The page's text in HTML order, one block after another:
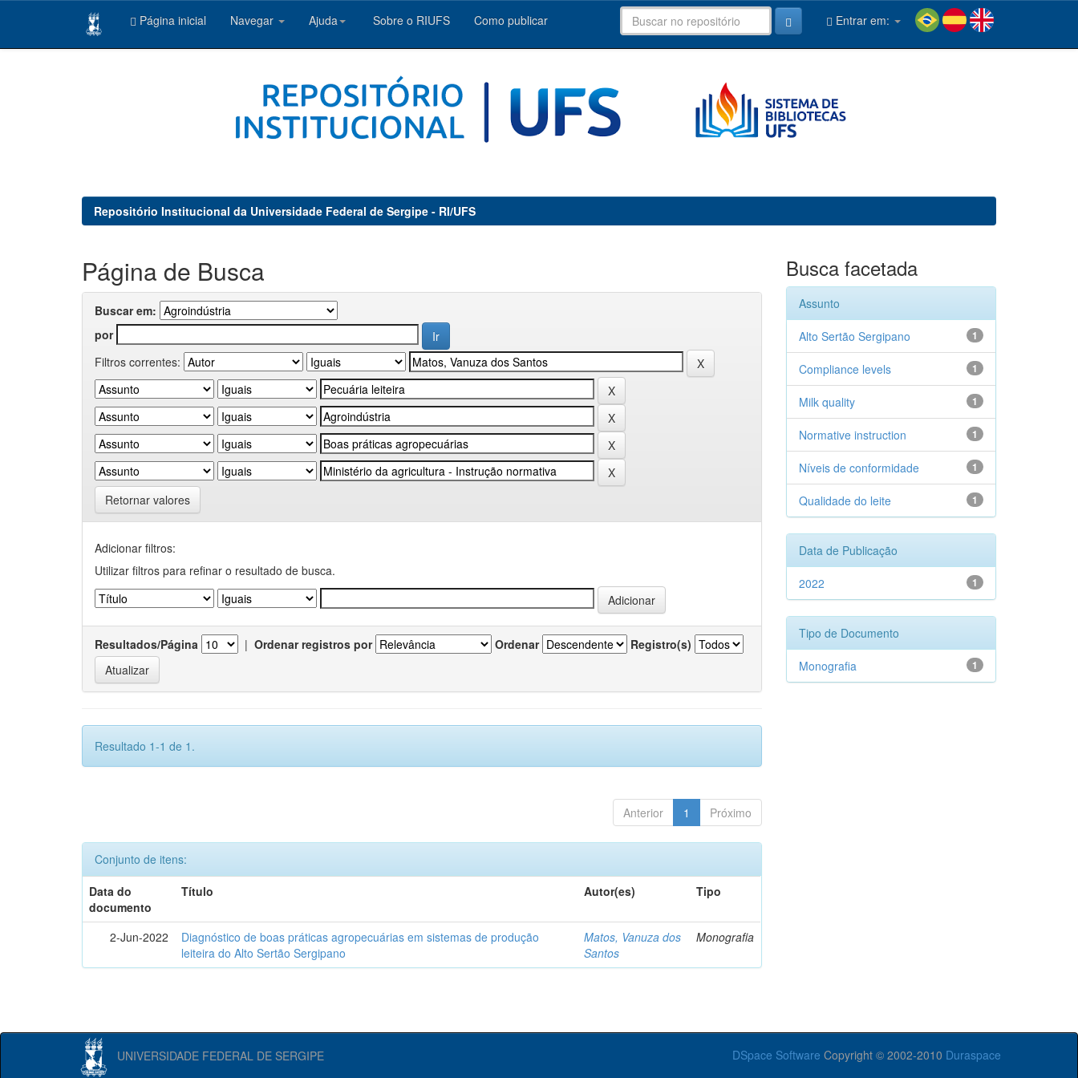
Página inicial Navegar Ajuda Sobre o RIUFS Como publicar Entrar em:
Repositório Institucional da Universidade Federal de Sergipe - RI/UFS
Página de Busca
Buscar em:
por
Filtros correntes:
Retornar valores
Adicionar filtros:
Utilizar filtros para refinar o resultado de busca.
Resultados/Página | Ordenar registros por Ordenar Registro(s)
Resultado 1-1 de 1.
Anterior 1 Próximo
Conjunto de itens:
Data do
documento
Título Autor(es) Tipo
2-Jun-2022
Diagnóstico de boas práticas agropecuárias em sistemas de produção
leiteira do Alto Sertão Sergipano
Matos, Vanuza dos
Santos
Monografia
Busca facetada
Assunto
1
Alto Sertão Sergipano
1
Compliance levels
1
Milk quality
1
Normative instruction
1
Níveis de conformidade
1
Qualidade do leite
Data de Publicação
1
2022
Tipo de Documento
1
Monografia
UNIVERSIDADE FEDERAL DE SERGIPE DSpace Software Copyright © 2002-2010 Duraspace